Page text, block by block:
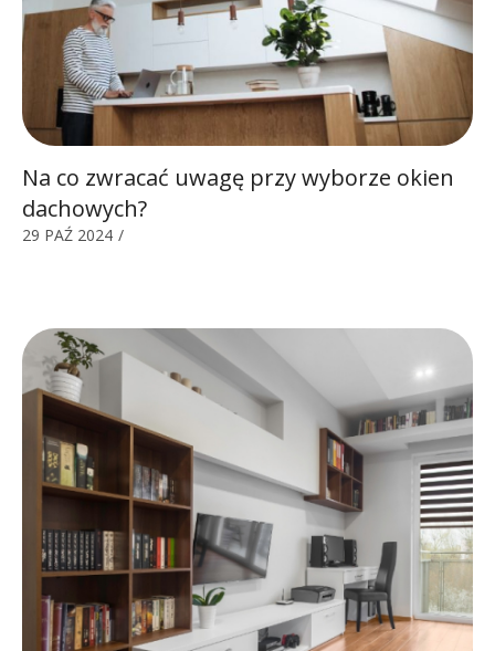
Na co zwracać uwagę przy wyborze okien
dachowych?
29 PAŹ 2024 /